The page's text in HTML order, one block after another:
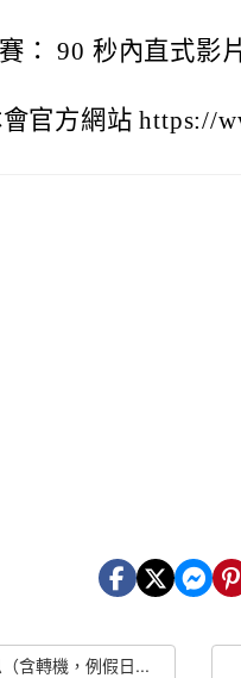
： 90 秒內直式影
官方網站 https://
含轉機，例假日...